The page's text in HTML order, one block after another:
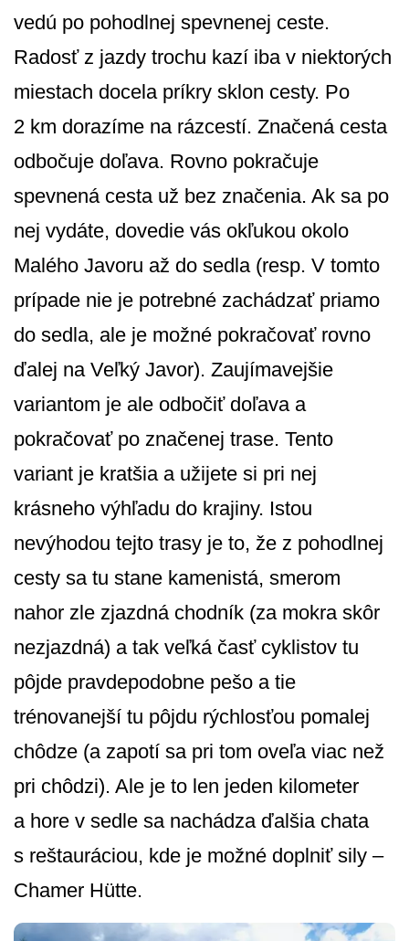
vedú po pohodlnej spevnenej ceste.
Radosť z jazdy trochu kazí iba v niektorých
miestach docela príkry sklon cesty. Po
2 km dorazíme na rázcestí. Značená cesta
odbočuje doľava. Rovno pokračuje
spevnená cesta už bez značenia. Ak sa po
nej vydáte, dovedie vás okľukou okolo
Malého Javoru až do sedla (resp. V tomto
prípade nie je potrebné zachádzať priamo
do sedla, ale je možné pokračovať rovno
ďalej na Veľký Javor). Zaujímavejšie
variantom je ale odbočiť doľava a
pokračovať po značenej trase. Tento
variant je kratšia a užijete si pri nej
krásneho výhľadu do krajiny. Istou
nevýhodou tejto trasy je to, že z pohodlnej
cesty sa tu stane kamenistá, smerom
nahor zle zjazdná chodník (za mokra skôr
nezjazdná) a tak veľká časť cyklistov tu
pôjde pravdepodobne pešo a tie
trénovanejší tu pôjdu rýchlosťou pomalej
chôdze (a zapotí sa pri tom oveľa viac než
pri chôdzi). Ale je to len jeden kilometer
a hore v sedle sa nachádza ďalšia chata
s reštauráciou, kde je možné doplniť sily –
Chamer Hütte.